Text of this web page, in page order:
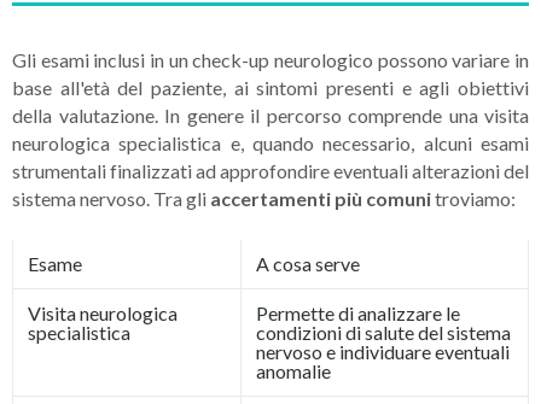
Gli esami inclusi in un check-up neurologico possono variare in
base all'età del paziente, ai sintomi presenti e agli obiettivi
della valutazione. In genere il percorso comprende una visita
neurologica specialistica e, quando necessario, alcuni esami
strumentali finalizzati ad approfondire eventuali alterazioni del
sistema nervoso. Tra gli accertamenti più comunitroviamo:
Esame A cosa serve
Visita neurologica
specialistica
Permette di analizzare le
condizioni di salute del sistema
nervoso e individuare eventuali
anomalie